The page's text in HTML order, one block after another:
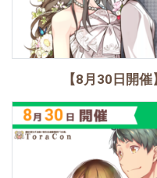
【8月30日開